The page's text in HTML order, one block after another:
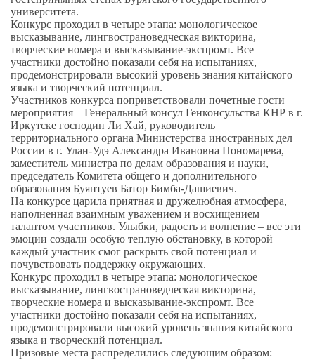
университета.
Конкурс проходил в четыре этапа: монологическое
высказывание, лингвострановедческая викторина,
творческие номера и высказывание-экспромт. Все
участники достойно показали себя на испытаниях,
продемонстрировали высокий уровень знания китайского
языка и творческий потенциал.
Участников конкурса поприветствовали почетные гости
мероприятия – Генеральный консул Генконсульства КНР в г.
Иркутске господин Ли Хай, руководитель
территориального органа Министерства иностранных дел
России в г. Улан-Удэ Александра Ивановна Пономарева,
заместитель министра по делам образования и науки,
председатель Комитета общего и дополнительного
образования Буянтуев Батор Бимба-Дашиевич.
На конкурсе царила приятная и дружелюбная атмосфера,
наполненная взаимным уважением и восхищением
талантом участников. Улыбки, радость и волнение – все эти
эмоции создали особую теплую обстановку, в которой
каждый участник смог раскрыть свой потенциал и
почувствовать поддержку окружающих.
Конкурс проходил в четыре этапа: монологическое
высказывание, лингвострановедческая викторина,
творческие номера и высказывание-экспромт. Все
участники достойно показали себя на испытаниях,
продемонстрировали высокий уровень знания китайского
языка и творческий потенциал.
Призовые места распределились следующим образом: